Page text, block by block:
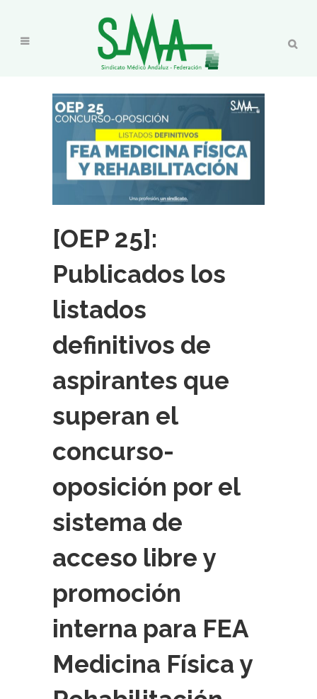
[OEP 25]:
Publicados los
listados
definitivos de
aspirantes que
superan el
concurso-
oposición por el
sistema de
acceso libre y
promoción
interna para FEA
Medicina Física y